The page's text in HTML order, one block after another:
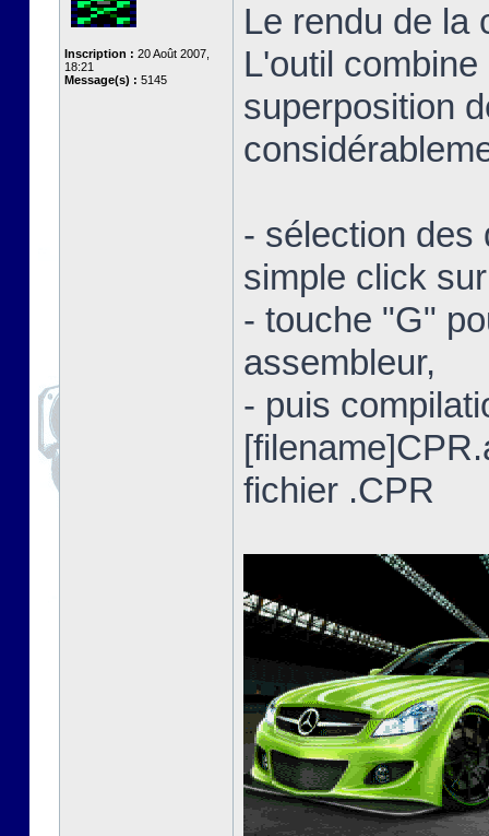
Inscription : 20 Août 2007,
18:21
Message(s) : 5145
Le rendu de la
L'outil
superposition
- sélection des
simple click
- touche "G"
assembleur,
- puis
fichier .CPR